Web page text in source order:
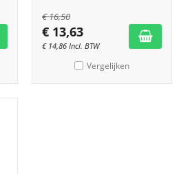
€16,50
€ 13,63
€ 14,86 Incl. BTW
Vergelijken